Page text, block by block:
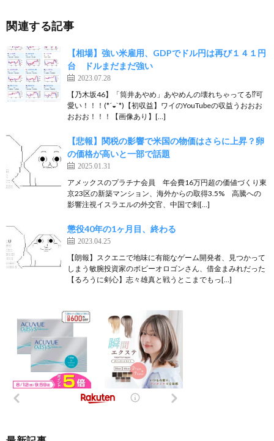
関連する記事
【相場】強い米雇用、GDPでドル円は再び１４１円
台 ドルまだまだ強い
2023.07.28
【乃木坂46】「筒井あやめ」あやめんの壊れちゃってる⁉︎可
愛い！！！(*´◒`*)【初収益】ワイのYouTubeの収益うおおお
おおお！！！【画像あり】[…]
【悲報】関税の影響で米国の物価はさらに上昇？卵
の価格が高いと一部で話題
2025.01.31
アメックスのプラチナ会員 年会費16万円超の価値づくり東
京23区の新築マンション、海外からの取得3.5% 高騰への
影響注視イスラエルの外交官、中国で刺[…]
懲役40年の1ヶ月目、終わる
2023.04.25
【朗報】スクエニで地味に有能なゲーム開発者、見つかって
しまう敏腕投資家のボビーオロゴンさん、借金まみれだった
【るろうに剣心】志々雄真と戦うとこまでもっ[…]